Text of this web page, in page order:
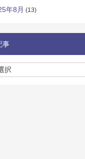
年8月 (13)
事